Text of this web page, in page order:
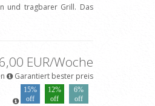
und tragbarer Grill. Das
EUR/Woche
Garantiert bester preis
15%
off
12%
off
6%
off